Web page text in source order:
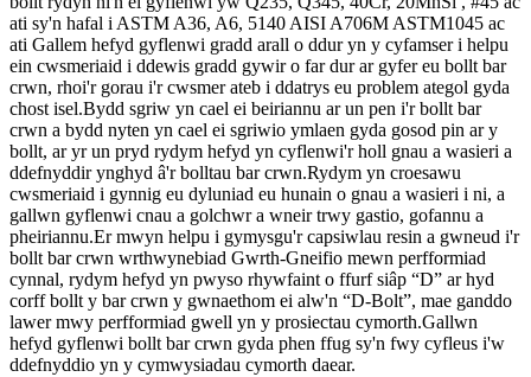
ati sy'n hafal i ASTM A36, A6, 5140 AISI A706M ASTM1045 ac
ati Gallem hefyd gyflenwi gradd arall o ddur yn y cyfamser i helpu
ein cwsmeriaid i ddewis gradd gywir o far dur ar gyfer eu bollt bar
crwn, rhoi'r gorau i'r cwsmer ateb i ddatrys eu problem ategol gyda
chost isel.Bydd sgriw yn cael ei beiriannu ar un pen i'r bollt bar
crwn a bydd nyten yn cael ei sgriwio ymlaen gyda gosod pin ar y
bollt, ar yr un pryd rydym hefyd yn cyflenwi'r holl gnau a wasieri a
ddefnyddir ynghyd â'r bolltau bar crwn.Rydym yn croesawu
cwsmeriaid i gynnig eu dyluniad eu hunain o gnau a wasieri i ni, a
gallwn gyflenwi cnau a golchwr a wneir trwy gastio, gofannu a
pheiriannu.Er mwyn helpu i gymysgu'r capsiwlau resin a gwneud i'r
bollt bar crwn wrthwynebiad Gwrth-Gneifio mewn perfformiad
cynnal, rydym hefyd yn pwyso rhywfaint o ffurf siâp “D” ar hyd
corff bollt y bar crwn y gwnaethom ei alw'n “D-Bolt”, mae ganddo
lawer mwy perfformiad gwell yn y prosiectau cymorth.Gallwn
hefyd gyflenwi bollt bar crwn gyda phen ffug sy'n fwy cyfleus i'w
ddefnyddio yn y cymwysiadau cymorth daear.